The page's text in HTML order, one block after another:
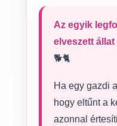
Az egyik
elveszett
🐕🐈
Ha egy gazdi
hogy eltűnt a
azonnal